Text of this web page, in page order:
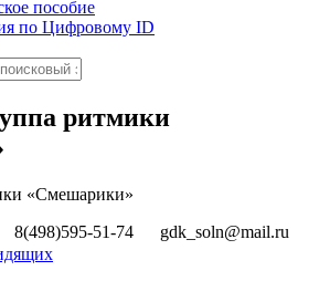
пособие
по Цифровому ID
ритмики
«Смешарики»
8(498)595-51-74
gdk_soln@mail.ru